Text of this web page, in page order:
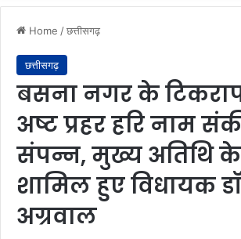
Home /छत्तीसगढ़
छत्तीसगढ़
बसना नगर के
अष्ट प्रहर हरि नाम
संपन्न, मुख्य अतिथि
शामिल हुए विधायक
अग्रवाल